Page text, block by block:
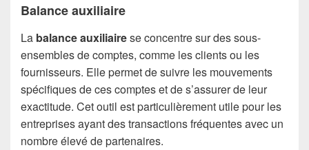
Balance auxiliaire
La balance auxiliairese concentre sur des sous-
ensembles de comptes, comme les clients ou les
fournisseurs. Elle permet de suivre les mouvements
spécifiques de ces comptes et de s’assurer de leur
exactitude. Cet outil est particulièrement utile pour les
entreprises ayant des transactions fréquentes avec un
nombre élevé de partenaires.